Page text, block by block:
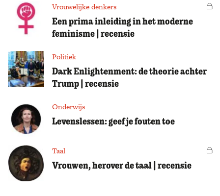
Vrouwelijke denkers
Een prima inleiding in het moderne
feminisme | recensie
Politiek
Dark Enlightenment: de theorie achter
Trump | recensie
Onderwijs
Levenslessen: geef je fouten toe
Taal
Vrouwen, herover de taal | recensie